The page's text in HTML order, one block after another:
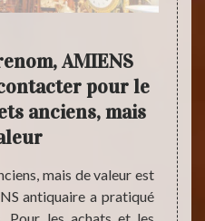
AMIENS
pour le
anciens, mais
mais de valeur est
antiquaire a pratiqué
Si